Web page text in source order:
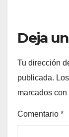
Deja
Tu dirección
publicada.
marcados con
Comentario *